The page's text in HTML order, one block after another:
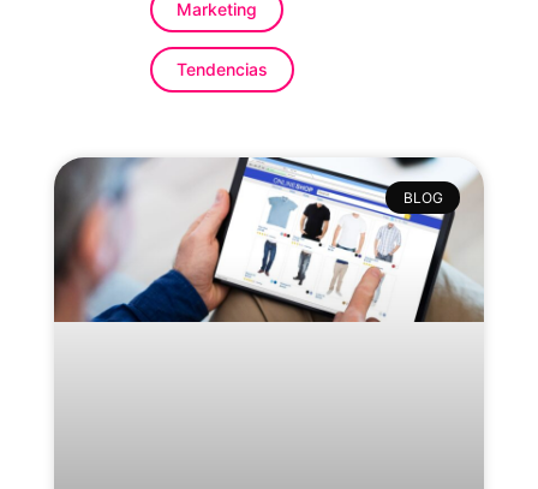
Marketing
Tendencias
BLOG